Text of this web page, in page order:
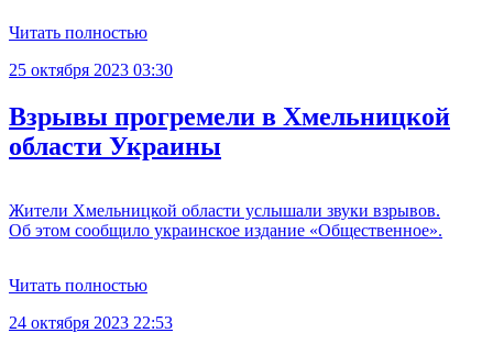
Читать полностью
25 октября 2023 03:30
Взрывы прогремели в Хмельницкой
области Украины
Жители Хмельницкой области услышали звуки взрывов.
Об этом сообщило украинское издание «Общественное».
Читать полностью
24 октября 2023 22:53